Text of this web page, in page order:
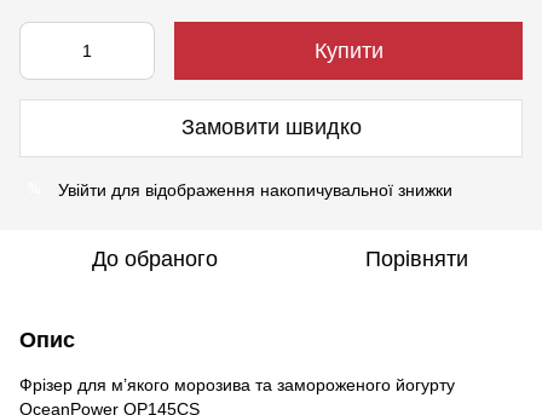
Купити
Замовити швидко
Увійти для відображення накопичувальної знижки
До обраного Порівняти
Опис
Фрізер для м’якого морозива та замороженого йогурту
OceanPower OP145CS